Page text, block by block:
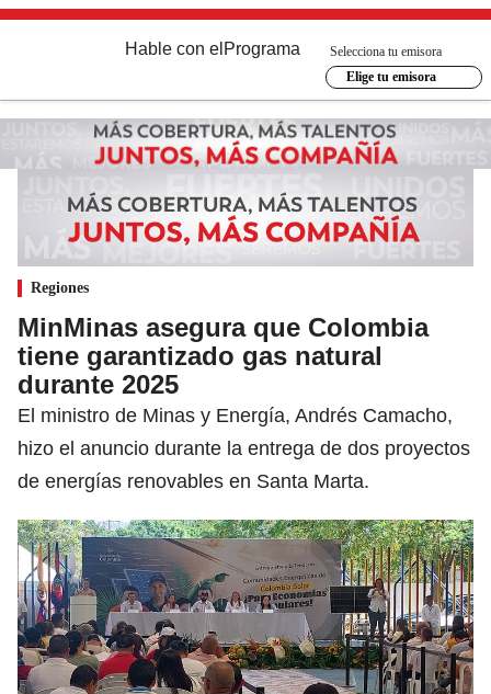
Hable con el Programa
Selecciona tu emisora
Elige tu emisora
Regiones
MinMinas asegura que Colombia
tiene garantizado gas natural
durante 2025
El ministro de Minas y Energía, Andrés Camacho,
hizo el anuncio durante la entrega de dos proyectos
de energías renovables en Santa Marta.